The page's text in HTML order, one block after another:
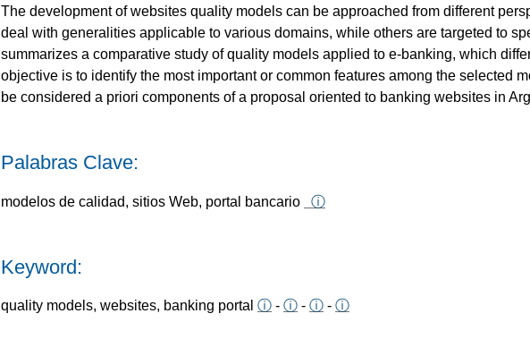
The development of websites quality models can be approached from different
deal with generalities applicable to various domains, while others are targeted to
summarizes a comparative study of quality models applied to e-banking, which
objective is to identify the most important or common features among the selected
be considered a priori components of a proposal oriented to banking websites in
Palabras Clave:
modelos de calidad, sitios Web, portal bancario ⓘ
Keyword:
quality models, websites, banking portal ⓘ - ⓘ - ⓘ - ⓘ